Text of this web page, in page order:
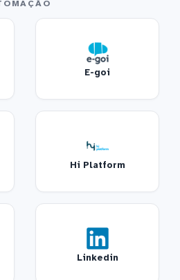
E-goi
Hi Platform
Linkedin